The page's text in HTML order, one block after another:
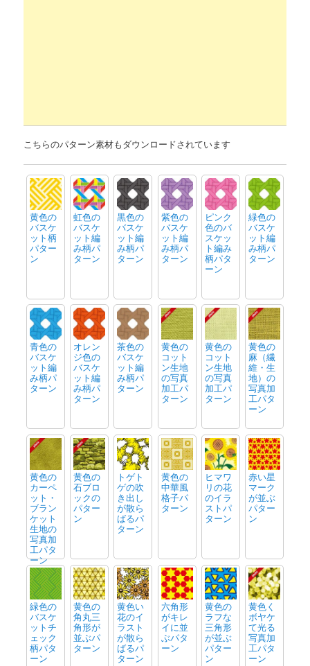
こちらのパターン素材もダウンロードされています
黄色の
バスケ
ット柄
パター
ン
虹色の
バスケ
ット編
み柄パ
ターン
黒色の
バスケ
ット編
み柄パ
ターン
紫色の
バスケ
ット編
み柄パ
ターン
ピンク
色のバ
スケッ
ト編み
柄パタ
ーン
緑色の
バスケ
ット編
み柄パ
ターン
青色の
バスケ
ット編
み柄パ
ターン
オレン
ジ色の
バスケ
ット編
み柄パ
ターン
茶色の
バスケ
ット編
み柄パ
ターン
黄色の
コット
ン生地
の写真
加工パ
ターン
黄色の
コット
ン生地
の写真
加工パ
ターン
黄色の
麻（繊
維・生
地）の
写真加
工パタ
ーン
黄色の
カーペ
ット・
ブラン
ケット
生地の
写真加
工パタ
ーン
黄色の
石ブロ
ックの
パター
ン
トゲト
ゲの吹
き出し
が散ら
ばるパ
ターン
黄色の
中華風
格子パ
ターン
ヒマワ
リの花
のイラ
ストパ
ターン
赤い星
マーク
が並ぶ
パター
ン
緑色の
バスケ
ットチ
ェック
柄パタ
ーン
黄色の
角丸三
角形が
並ぶパ
ターン
黄色い
花のイ
ラスト
が散ら
ばるパ
ターン
六角形
がキレ
イに並
ぶパタ
ーン
黄色の
ラフな
三角形
が並ぶ
パター
ン
黄色く
ボヤケ
て光る
写真加
工パタ
ーン